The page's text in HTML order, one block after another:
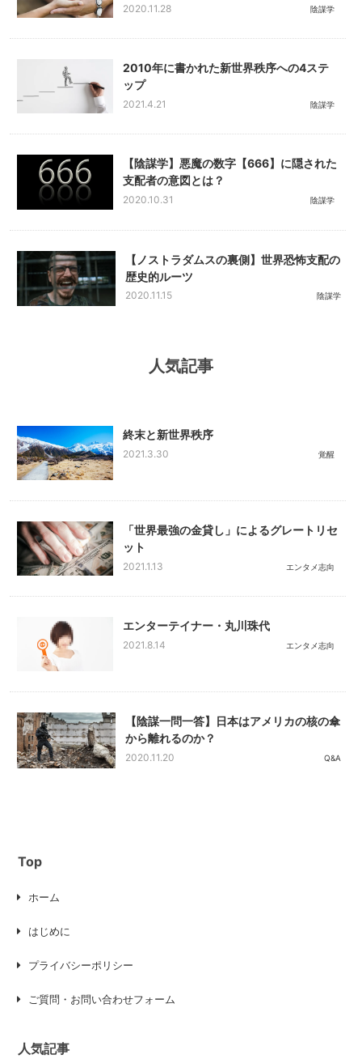
2020.11.28 陰謀学
2010年に書かれた新世界秩序への4ステ
ップ
2021.4.21 陰謀学
【陰謀学】悪魔の数字【666】に隠された
支配者の意図とは？
2020.10.31 陰謀学
【ノストラダムスの裏側】世界恐怖支配の
歴史的ルーツ
2020.11.15 陰謀学
人気記事
終末と新世界秩序
2021.3.30 覚醒
「世界最強の金貸し」によるグレートリセ
ット
2021.1.13 エンタメ志向
エンターテイナー・丸川珠代
2021.8.14 エンタメ志向
【陰謀一問一答】日本はアメリカの核の傘
から離れるのか？
2020.11.20 Q&A
Top
ホーム
はじめに
プライバシーポリシー
ご質問・お問い合わせフォーム
人気記事